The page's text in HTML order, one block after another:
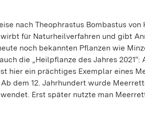
nach Theophrastus Bombastus von
für Naturheilverfahren und gibt
noch bekannten Pflanzen wie
die „Heilpflanze des Jahres 2021“:
hier ein prächtiges Exemplar eines
dem 12. Jahrhundert wurde
Erst später nutzte man